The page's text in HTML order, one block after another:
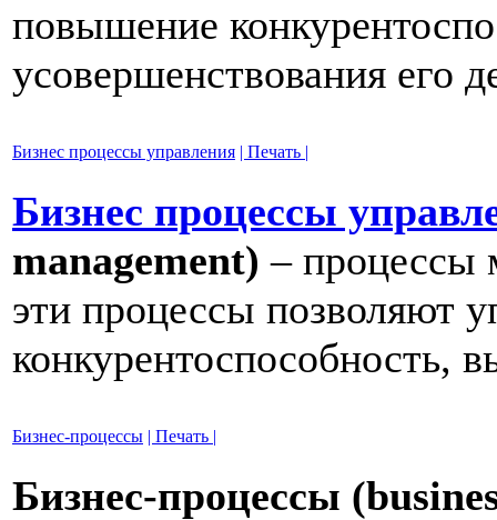
повышение
усовершенствования его
Бизнес процессы управления | Печать |
Бизнес процессы
management) – процессы
эти процессы позволяют
конкурентоспособность,
Бизнес-процессы | Печать |
Бизнес-процессы